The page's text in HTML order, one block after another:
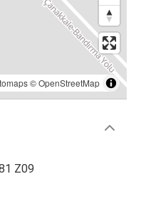
©OpenStreetMap
Z09